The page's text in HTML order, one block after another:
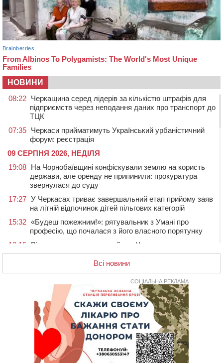
НОВИНИ
08:22 Черкащина серед лідерів за кількістю штрафів для
підприємств через неподання даних про транспорт до
ТЦК
07:35 Черкаси прийматимуть Український урбаністичний
форум: реєстрація
09 СЕРПНЯ 2026, НЕДІЛЯ
19:08 На Чорнобаївщині конфіскували землю на користь
держави, але оренду не припинили: прокуратура
звернулася до суду
17:27 У Черкасах триває завершальний етап прийому заяв
на літній відпочинок дітей пільгових категорій
15:32 «Будеш пожежним!»: рятувальник з Умані про
професію, що почалася з його власного порятунку
13:15
Від початку року на водоймах Черкащини загинули
37 людей, серед них 2 дітей
Водійка на смерть збила велосипедиста в
Напав на собаку з палицею та намагався наїхати на
іншу тварину: на Уманщині поліція відкрила
кримінальне провадження
Безкоштовне харчування, укриття та STEM: Черкаси
готують освітню галузь до нового навчального року
08 СЕРПНЯ 2026, СУБОТА
Черкаські вершники здобули нагороди української
Всі новини
СОЦІАЛЬНА РЕКЛАМА